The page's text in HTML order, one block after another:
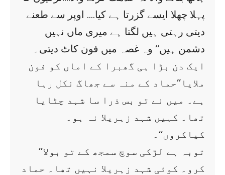
پہلا چھلا ایسے گزرتا ہے کیا…. اوپر سے طعنے
دیتی رہتی ہیں لگتا ہے میری ماں نہیں
دشمن ہیں‘‘ وہ غصہ میں فون کاٹ دیتی۔
ایک دن بڑا ہی گھبرا کے اماں کو فون
ملایا’’حماد کے منہ سے جھاگ نکل رہا
ہے۔ میں نے تو بس ذرا سا شہد چٹایا
تھا۔ کہیں شہد زہریلا نہ ہو۔
کیاکروں‘‘۔
’’توبہ ہے لڑکی سوچ سمجھ کے تو بولا
کرو۔ کوئی شہد زہریلا نہیں تھا۔ حماد